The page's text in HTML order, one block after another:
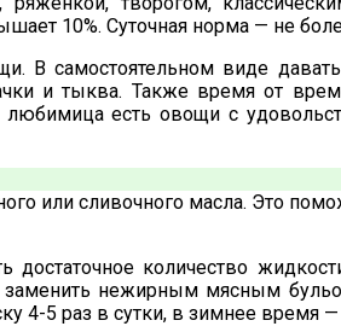
10%. Суточная норма — не
самостоятельном виде
и тыква. Также время от
есть овощи с
или сливочного масла. Это
количество
нежирным мясным
4-5 раз в сутки, в зимнее время —